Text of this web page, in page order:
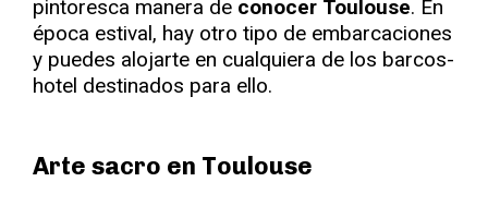
pintoresca manera de conocer Toulouse. En
época estival, hay otro tipo de embarcaciones
y puedes alojarte en cualquiera de los barcos-
hotel destinados para ello.
Arte sacro en Toulouse